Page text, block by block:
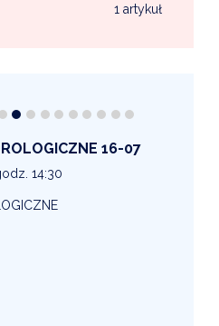
1 artykuł
16-07
14:30